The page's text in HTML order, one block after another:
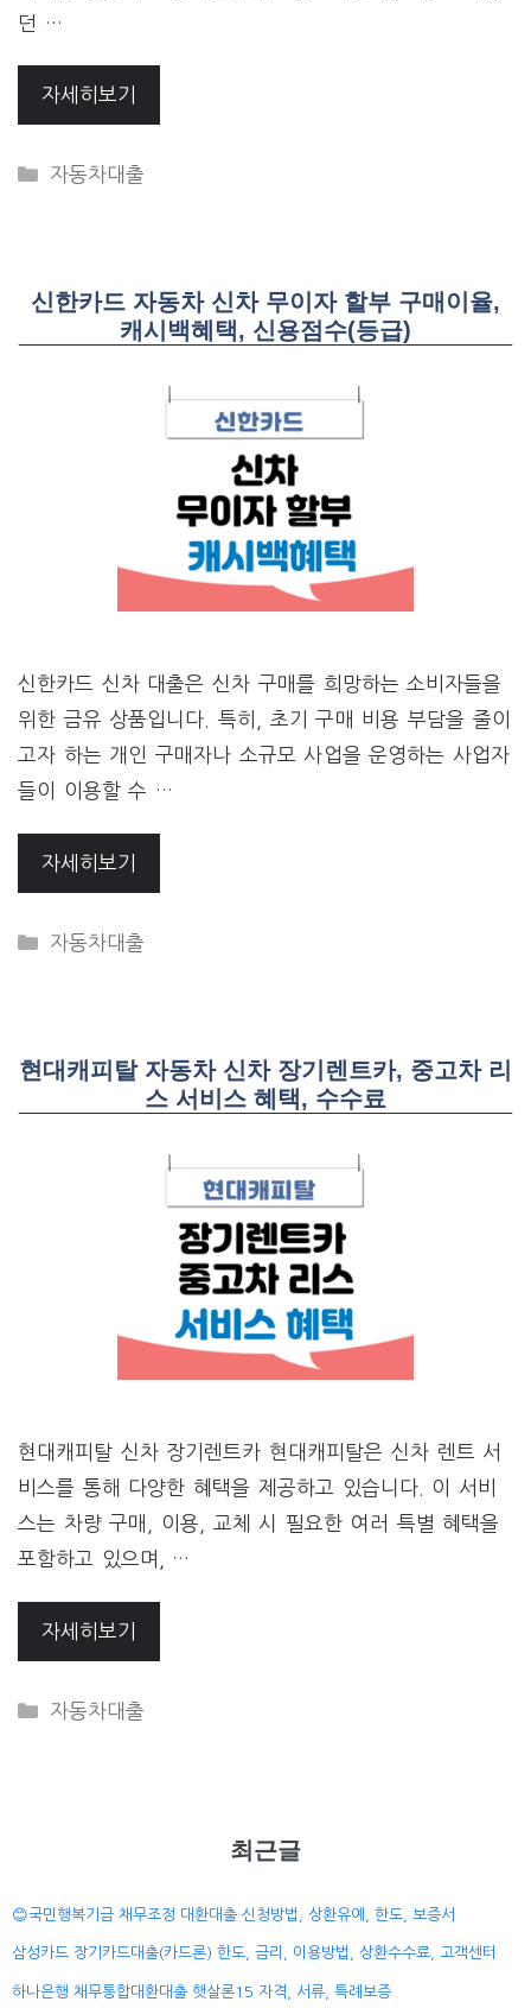
던 …
자세히보기
CATEGORIES
자동차대출
신한카드 자동차 신차 무이자 할부 구매이율,
캐시백혜택, 신용점수(등급)
신한카드 신차 대출은 신차 구매를 희망하는 소비자들을
위한 금유 상품입니다. 특히, 초기 구매 비용 부담을 줄이
고자 하는 개인 구매자나 소규모 사업을 운영하는 사업자
들이 이용할 수 …
자세히보기
CATEGORIES
자동차대출
현대캐피탈 자동차 신차 장기렌트카, 중고차 리
스 서비스 혜택, 수수료
현대캐피탈 신차 장기렌트카 현대캐피탈은 신차 렌트 서
비스를 통해 다양한 혜택을 제공하고 있습니다. 이 서비
스는 차량 구매, 이용, 교체 시 필요한 여러 특별 혜택을
포함하고 있으며, …
자세히보기
CATEGORIES
자동차대출
최근글
😊국민행복기금 채무조정 대환대출 신청방법, 상환유예, 한도, 보증서
삼성카드 장기카드대출(카드론) 한도, 금리, 이용방법, 상환수수료, 고객센터
하나은행 채무통합대환대출 햇살론15 자격, 서류, 특례보증